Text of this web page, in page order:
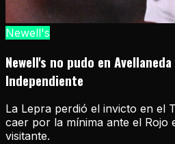
Newell's
Newell's no pudo en
Independiente
La Lepra perdió el invicto en el
caer por la mínima ante el Rojo
visitante.